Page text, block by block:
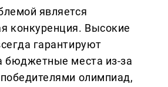
является
конкуренция. Высокие
гарантируют
бюджетные места из-за
олимпиад,